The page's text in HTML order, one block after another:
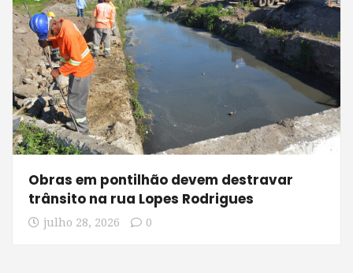
Obras em pontilhão devem destravar
trânsito na rua Lopes Rodrigues
julho 28, 2026 0